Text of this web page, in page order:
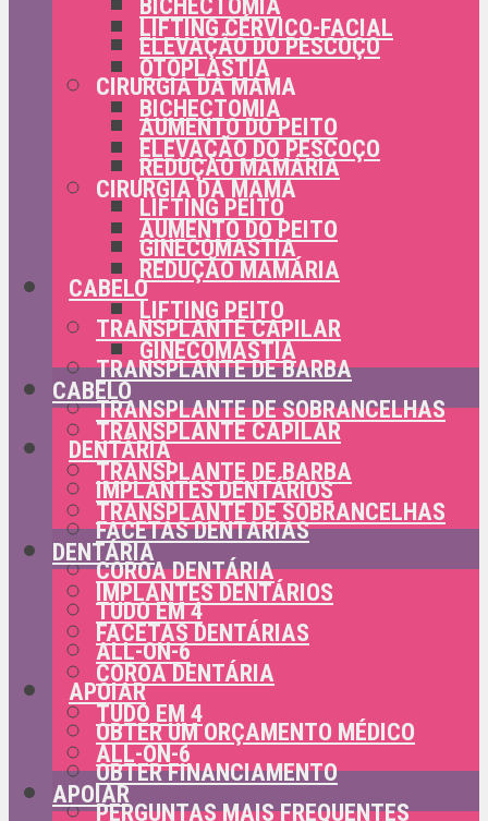
ELEVAÇÃO DO PESCOÇO
CIRURGIA DA MAMA
AUMENTO DO PEITO
REDUÇÃO MAMÁRIA
LIFTING PEITO
GINECOMASTIA
CABELO
TRANSPLANTE CAPILAR
TRANSPLANTE DE BARBA
TRANSPLANTE DE SOBRANCELHAS
DENTÁRIA
IMPLANTES DENTÁRIOS
FACETAS DENTÁRIAS
COROA DENTÁRIA
TUDO EM 4
ALL-ON-6
APOIAR
OBTER UM ORÇAMENTO MÉDICO
OBTER FINANCIAMENTO
PERGUNTAS MAIS FREQUENTES
LIFTING CÉRVICO-FACIAL
OTOPLASTIA
BICHECTOMIA
ELEVAÇÃO DO PESCOÇO
CIRURGIA DA MAMA
AUMENTO DO PEITO
REDUÇÃO MAMÁRIA
LIFTING PEITO
GINECOMASTIA
CABELO
TRANSPLANTE CAPILAR
TRANSPLANTE DE BARBA
TRANSPLANTE DE SOBRANCELHAS
DENTÁRIA
IMPLANTES DENTÁRIOS
FACETAS DENTÁRIAS
COROA DENTÁRIA
TUDO EM 4
ALL-ON-6
APOIAR